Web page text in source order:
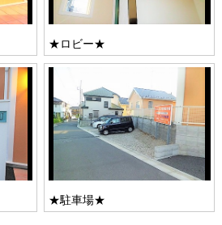
★ロビー★
★駐車場★